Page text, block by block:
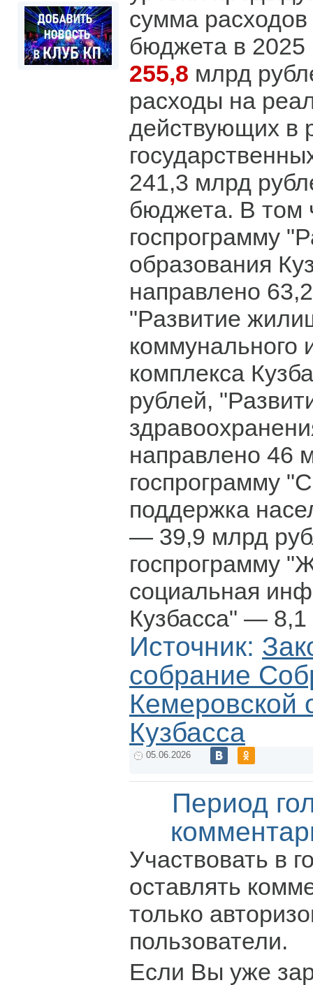
сумма расходов
бюджета в 2025
255,8 млрд
расходы на
действующих в
241,3 млрд
бюджета. В том
госпрограмму
образования
направлено
"Развитие
коммунального
комплекса
рублей,
направлено 46
госпрограмму
поддержка
— 39,9 млрд
госпрограмму
социальная
Кузбасса" —
Источник:
собрание
Кемеровской
Кузбасса
05.06.2026
Период
Участвовать в
оставлять
только
пользователи.
Если Вы уже